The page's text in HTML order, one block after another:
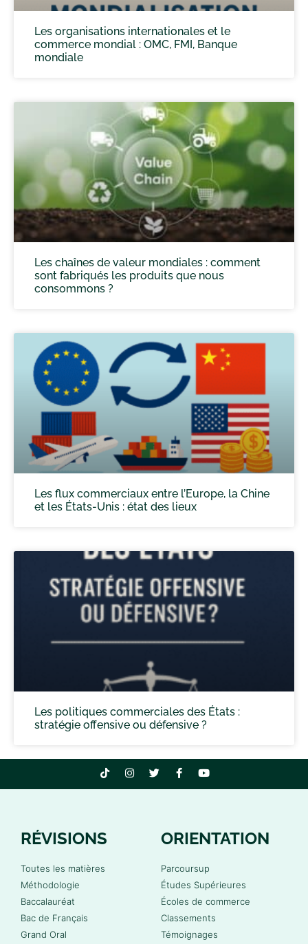
Les organisations internationales et le
commerce mondial : OMC, FMI, Banque
mondiale
Les chaînes de valeur mondiales : comment
sont fabriqués les produits que nous
consommons ?
Les flux commerciaux entre l’Europe, la Chine
et les États-Unis : état des lieux
Les politiques commerciales des États :
stratégie offensive ou défensive ?
RÉVISIONS
Toutes les matières
Méthodologie
Baccalauréat
Bac de Français
Grand Oral
ORIENTATION
Parcoursup
Études Supérieures
Écoles de commerce
Classements
Témoignages